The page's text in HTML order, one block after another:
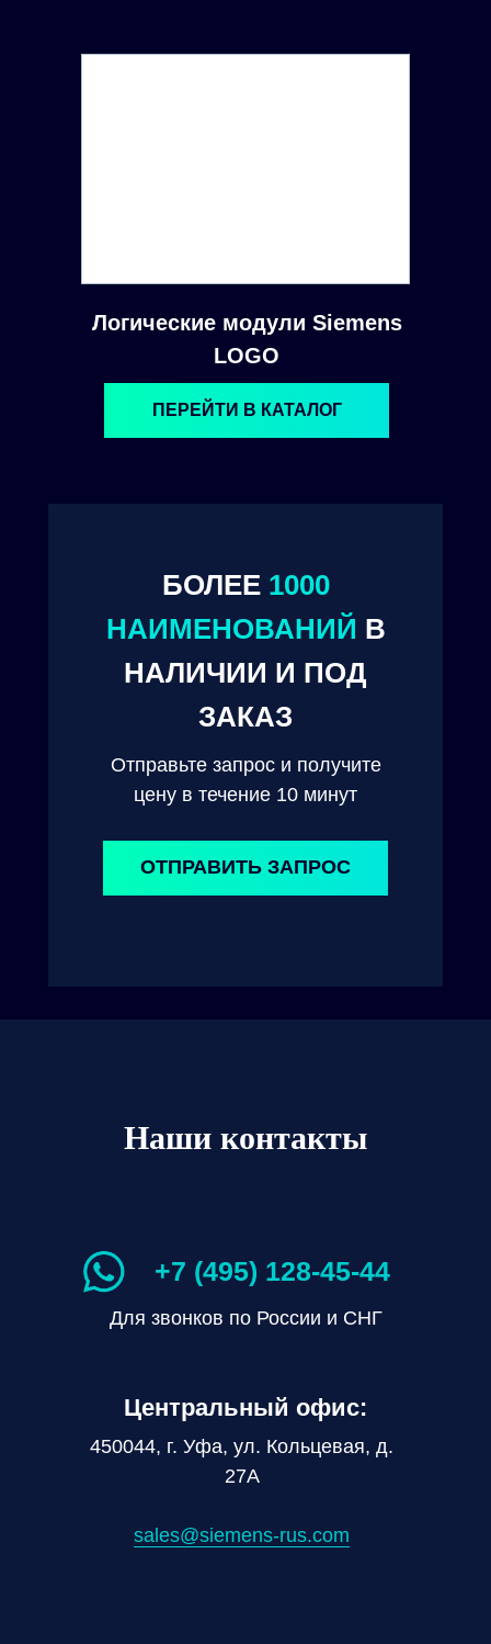
ОТПРАВИТЬ ЗАПРОС
БОЛЕЕ 1000
НАИМЕНОВАНИЙ В
НАЛИЧИИ И ПОД
ЗАКАЗ
Отправьте запрос и получите
цену в течение 10 минут
Логические модули Siemens
LOGO
ПЕРЕЙТИ В КАТАЛОГ
Наши контакты
Для звонков по России и СНГ
+7 (495) 128-45-44
450044, г. Уфа, ул. Кольцевая, д.
27А
sales@siemens-rus.com
Центральный офис:
© 2024. ООО "Технокам Инжиниринг"